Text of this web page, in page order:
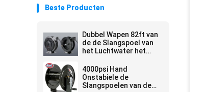
Beste Producten
Dubbel Wapen 82ft van
de de Slangspoel van
het Luchtwater het
4000psi Hand
Onstabiele de
Slangspoelen van de